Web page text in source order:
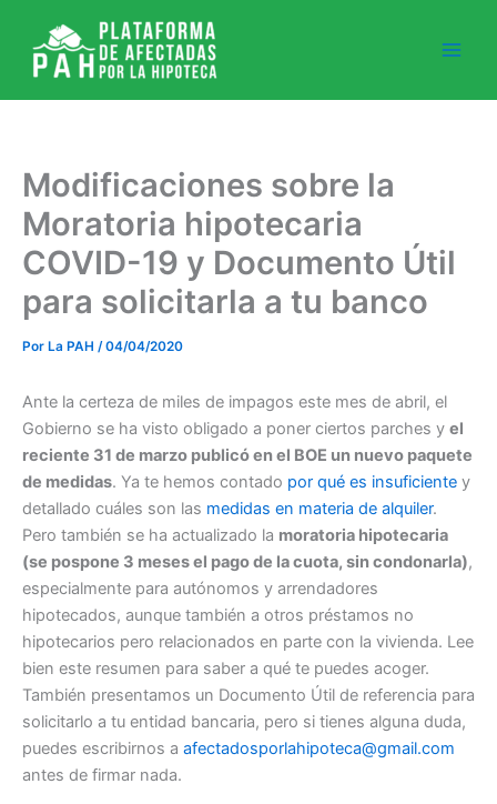
contenido
Modificaciones sobre la
Moratoria hipotecaria
COVID-19 y Documento Útil
para solicitarla a tu banco
Por La PAH /04/04/2020
Ante la certeza de miles de impagos este mes de abril, el
Gobierno se ha visto obligado a poner ciertos parches y el
reciente 31 de marzo publicó en el BOE un nuevo paquete
de medidas. Ya te hemos contado por qué es insuficiente y
detallado cuáles son las medidas en materia de alquiler.
Pero también se ha actualizado la moratoria hipotecaria
(se pospone 3 meses el pago de la cuota, sin condonarla),
especialmente para autónomos y arrendadores
hipotecados, aunque también a otros préstamos no
hipotecarios pero relacionados en parte con la vivienda. Lee
bien este resumen para saber a qué te puedes acoger.
También presentamos un Documento Útil de referencia para
solicitarlo a tu entidad bancaria, pero si tienes alguna duda,
puedes escribirnos a afectadosporlahipoteca@gmail.com
antes de firmar nada.